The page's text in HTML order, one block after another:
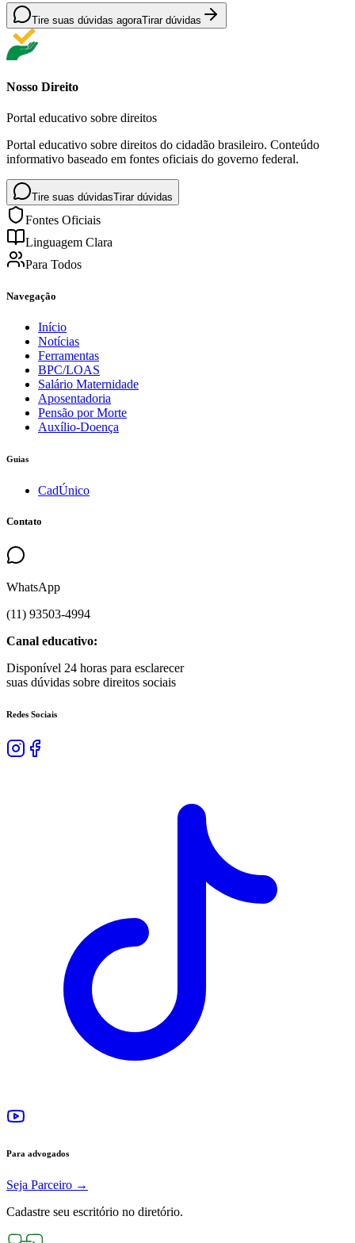
Tire suas dúvidas agoraTirar dúvidas
Nosso Direito
Portal educativo sobre direitos
Portal educativo sobre direitos do cidadão brasileiro. Conteúdo
informativo baseado em fontes oficiais do governo federal.
Tire suas dúvidasTirar dúvidas
Fontes Oficiais
Linguagem Clara
Para Todos
Navegação
Início
Notícias
Ferramentas
BPC/LOAS
Salário Maternidade
Aposentadoria
Pensão por Morte
Auxílio-Doença
Guias
CadÚnico
Contato
WhatsApp
(11) 93503-4994
Canal educativo:
Disponível 24 horas para esclarecer
suas dúvidas sobre direitos sociais
Redes Sociais
Para advogados
Seja Parceiro →
Cadastre seu escritório no diretório.